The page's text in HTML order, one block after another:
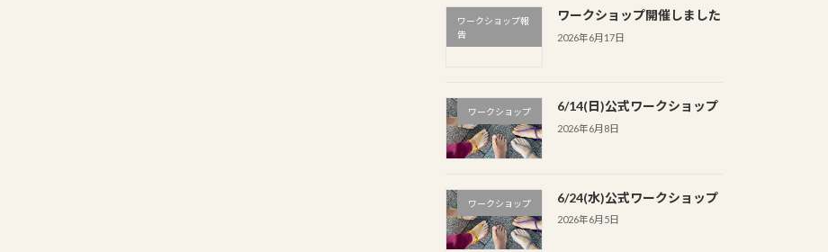
ワークショップ報
告
ワークショップ開催しました
2026年6月17日
ワークショップ 6/14(日)公式ワークショップ
2026年6月8日
ワークショップ 6/24(水)公式ワークショップ
2026年6月5日